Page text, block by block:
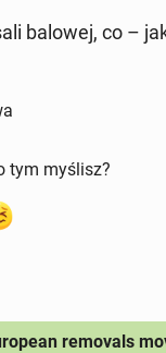
balowej, co –
tym myślisz?
removals